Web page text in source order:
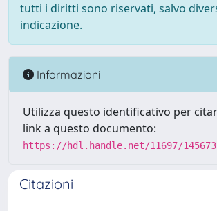
tutti i diritti sono riservati, salvo
indicazione.
Informazioni
Utilizza questo identificativo per
link a questo documento:
https://hdl.handle.net/11697/145673
Citazioni